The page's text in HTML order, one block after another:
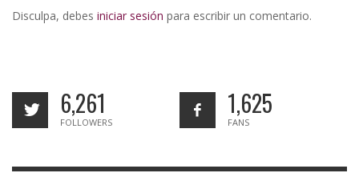
Disculpa, debes iniciar sesión para escribir un comentario.
6,261
FOLLOWERS
1,625
FANS